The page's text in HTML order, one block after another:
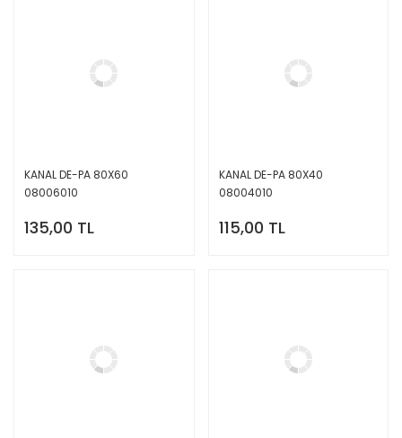
KANAL DE-PA 80X60
08006010
135,00 TL
KANAL DE-PA 80X40
08004010
115,00 TL